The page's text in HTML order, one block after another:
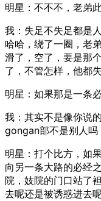
明星：不不不，老弟
我：失足不失足都是
哈哈，绕了一圈，老
滑了，空了，要是那
了，不管怎样，他都
明星：如果那是一条
我：其实不是像你说
gongan部不是别人吗
明星：打个比方，如
向另一条大路的必经
院，妓院的门口站了
去呢还是被诱惑进去